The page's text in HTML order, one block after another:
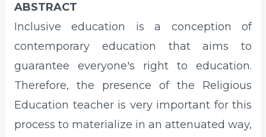
ABSTRACT
Inclusive education is a conception of
contemporary education that aims to
guarantee everyone's right to education.
Therefore, the presence of the Religious
Education teacher is very important for this
process to materialize in an attenuated way,